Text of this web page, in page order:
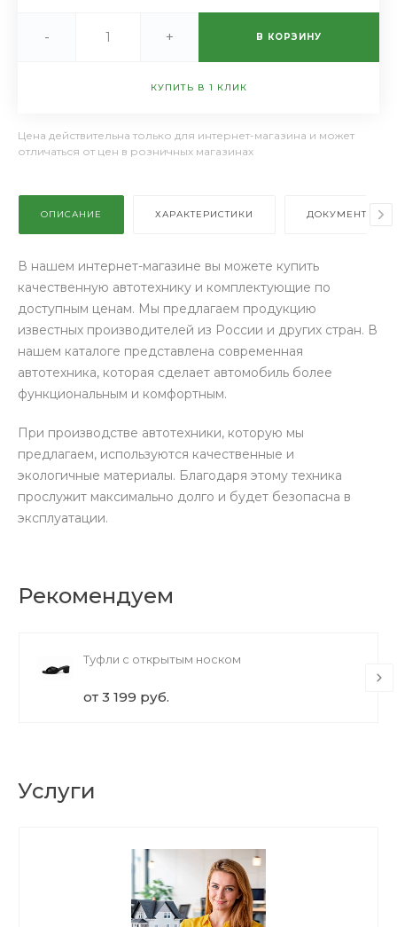
- + В КОРЗИНУ
КУПИТЬ В 1 КЛИК
Цена действительна только для интернет-магазина и может
отличаться от цен в розничных магазинах
ОПИСАНИЕ ХАРАКТЕРИСТИКИ ДОКУМЕНТЫ
В нашем интернет-магазине вы можете купить
качественную автотехнику и комплектующие по
доступным ценам. Мы предлагаем продукцию
известных производителей из России и других стран. В
нашем каталоге представлена современная
автотехника, которая сделает автомобиль более
функциональным и комфортным.
При производстве автотехники, которую мы
предлагаем, используются качественные и
экологичные материалы. Благодаря этому техника
прослужит максимально долго и будет безопасна в
эксплуатации.
Рекомендуем
Туфли с открытым носком
от 3 199 руб.
Услуги